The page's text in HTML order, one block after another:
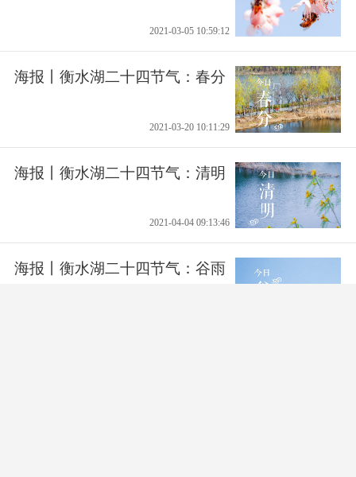
2021-03-05 10:59:12
海报丨衡水湖二十四节气：春分
2021-03-20 10:11:29
海报丨衡水湖二十四节气：清明
2021-04-04 09:13:46
海报丨衡水湖二十四节气：谷雨